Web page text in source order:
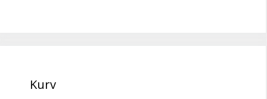
Kurv